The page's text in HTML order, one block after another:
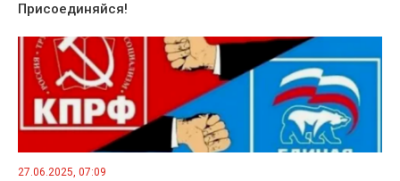
Присоединяйся!
27.06.2025, 07:09